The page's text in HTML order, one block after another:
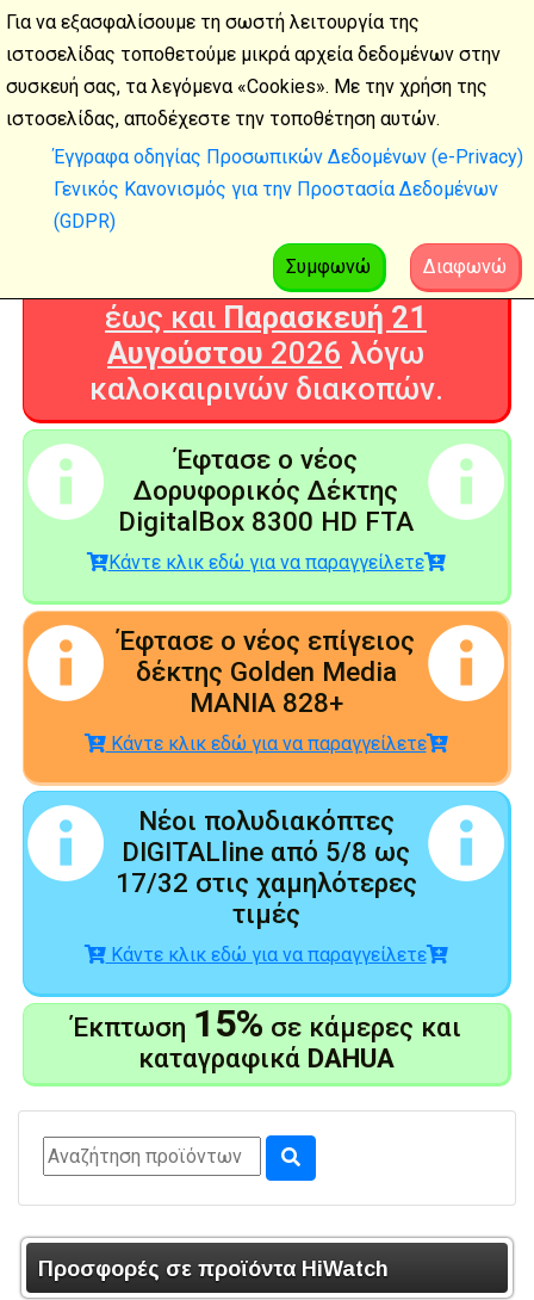
Καλοκαιρινές
διακοπές
Η Ψηφιακή Τεχνολογία θα είναι
ΚΛΕΙΣΤΗ απόΔευτέρα 3
Αυγούστου2026
έως και Παρασκευή 21
Αυγούστου 2026 λόγω
καλοκαιρινών διακοπών.
Έφτασε ο νέος
Δορυφορικός Δέκτης
DigitalBox 8300 HD FTA
Κάντε κλικ εδώ για να παραγγείλετε
Έφτασε ο νέος επίγειος
δέκτης Golden Media
MANIA 828+
Κάντε κλικ εδώ για να παραγγείλετε
Νέοι πολυδιακόπτες
DIGITALline από 5/8 ως
17/32 στις χαμηλότερες
τιμές
Κάντε κλικ εδώ για να παραγγείλετε
Έκπτωση 15% σε κάμερες και
καταγραφικά DAHUA
Προσφορές σε προϊόντα HiWatch
Για να εξασφαλίσουμε τη σωστή λειτουργία της
ιστοσελίδας τοποθετούμε μικρά αρχεία δεδομένων στην
συσκευή σας, τα λεγόμενα «Cookies». Με την χρήση της
ιστοσελίδας, αποδέχεστε την τοποθέτηση αυτών.
Έγγραφα οδηγίας Προσωπικών Δεδομένων (e-Privacy)
Γενικός Κανονισμός για την Προστασία Δεδομένων
(GDPR)
Διαφωνώ
Συμφωνώ